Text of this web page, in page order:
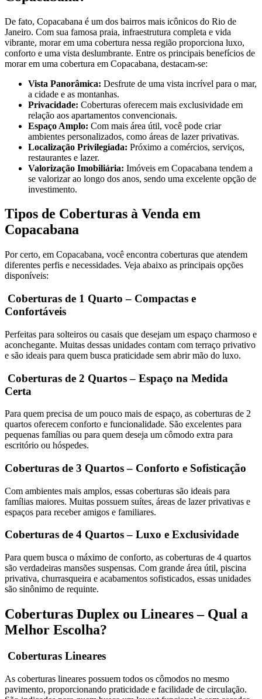
De fato, Copacabana é um dos bairros mais icônicos do Rio de
Janeiro. Com sua famosa praia, infraestrutura completa e vida
vibrante, morar em uma cobertura nessa região proporciona luxo,
conforto e uma vista deslumbrante. Entre os principais benefícios de
morar em uma cobertura em Copacabana, destacam-se:
Vista Panorâmica: Desfrute de uma vista incrível para o mar,
a cidade e as montanhas.
Privacidade: Coberturas oferecem mais exclusividade em
relação aos apartamentos convencionais.
Espaço Amplo: Com mais área útil, você pode criar
ambientes personalizados, como áreas de lazer privativas.
Localização Privilegiada: Próximo a comércios, serviços,
restaurantes e lazer.
Valorização Imobiliária: Imóveis em Copacabana tendem a
se valorizar ao longo dos anos, sendo uma excelente opção de
investimento.
Tipos de Coberturas à Venda em
Copacabana
Por certo, em Copacabana, você encontra coberturas que atendem
diferentes perfis e necessidades. Veja abaixo as principais opções
disponíveis:
Coberturas de 1 Quarto – Compactas e
Confortáveis
Perfeitas para solteiros ou casais que desejam um espaço charmoso e
aconchegante. Muitas dessas unidades contam com terraço privativo
e são ideais para quem busca praticidade sem abrir mão do luxo.
Coberturas de 2 Quartos – Espaço na Medida
Certa
Para quem precisa de um pouco mais de espaço, as coberturas de 2
quartos oferecem conforto e funcionalidade. São excelentes para
pequenas famílias ou para quem deseja um cômodo extra para
escritório ou hóspedes.
Coberturas de 3 Quartos – Conforto e Sofisticação
Com ambientes mais amplos, essas coberturas são ideais para
famílias maiores. Muitas possuem suítes, áreas de lazer privativas e
espaços para receber amigos e familiares.
Coberturas de 4 Quartos – Luxo e Exclusividade
Para quem busca o máximo de conforto, as coberturas de 4 quartos
são verdadeiras mansões suspensas. Com grande área útil, piscina
privativa, churrasqueira e acabamentos sofisticados, essas unidades
são sinônimo de requinte.
Coberturas Duplex ou Lineares – Qual a
Melhor Escolha?
Coberturas Lineares
As coberturas lineares possuem todos os cômodos no mesmo
pavimento, proporcionando praticidade e facilidade de circulação.